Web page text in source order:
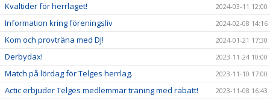
Kvaltider för herrlaget! 2024-03-11 12:00
Information kring föreningsliv 2024-02-08 14:16
Kom och provträna med DJ! 2024-01-21 17:30
Derbydax! 2023-11-24 10:00
Match på lördag för Telges herrlag. 2023-11-10 17:00
Actic erbjuder Telges medlemmar träning med rabatt! 2023-11-08 16:43